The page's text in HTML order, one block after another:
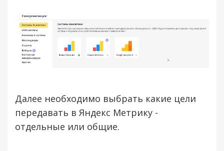
Далее необходимо выбрать какие цели
передавать в Яндекс Метрику -
отдельные или общие.